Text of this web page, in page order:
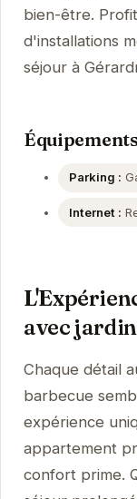
bien-être.
d'installations
séjour à
Parking :
Internet :
avec
Chaque détail
barbecue
expérience
appartement
confort prime.